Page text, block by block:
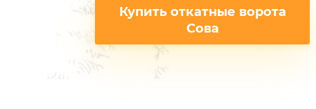
Купить откатные ворота
Сова